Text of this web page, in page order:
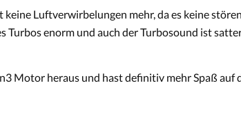
Luftverwirbelungen mehr, da es keine
Turbos enorm und auch der Turbosound ist
Motor heraus und hast definitiv mehr Spaß auf